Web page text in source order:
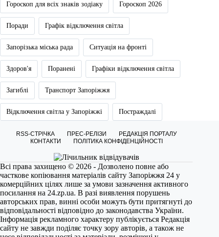
Гороскоп для всіх знаків зодіаку Гороскоп 2026
Поради Графік відключення світла
Запорізька міська рада Ситуація на фронті
Здоров'я Поранені Графіки відключення світла
Загиблі Транспорт Запоріжжя
Відключення світла у Запоріжжі Постраждалі
RSS-СТРІЧКА ПРЕС-РЕЛІЗИ
РЕДАКЦІЯ ПОРТАЛУ
КОНТАКТИ
ПОЛІТИКА КОНФІДЕНЦІЙНОСТІ
Всі права захищено © 2026 - Дозволено повне або
часткове копіювання матеріалів сайту Запоріжжя 24 у
комерційних цілях лише за умови зазначення активного
посилання на 24.zp.ua. В разі виявлення порушень
авторських прав, винні особи можуть бути притягнуті до
відповідальності відповідно до законодавства України.
Інформація рекламного характеру публікується Редакція
сайту не завжди поділяє точку зору авторів, а також не